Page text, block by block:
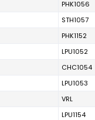
PHK1056
STH1057
PHK1152
LPU1052
CHC1054
LPU1053
VRL
LPU1154